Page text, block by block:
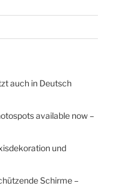
auch in Deutsch
available now –
und
Schirme –